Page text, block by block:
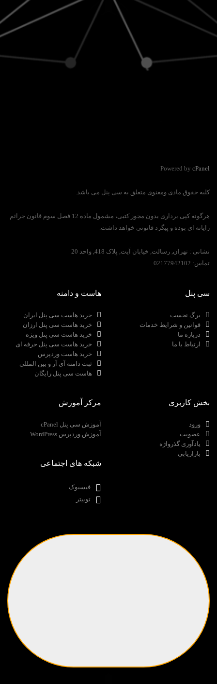
Powered by cPanel
کلیه حقوق مادی ومعنوی متعلق به سی پنل می باشد.
هرگونه کپی برداری بدون مجوز کتبی، مشمول ماده 12 فصل سوم قانون جرائم
رایانه ای بوده و پیگرد قانونی خواهد داشت.
نشانی : تهران, رسالت, خیابان آیت, پلاک 418, واحد 20
تماس:
سی پنل
برگ نخست
قوانین و شرایط خدمات
درباره ما
ارتباط با ما
هاست و دامنه
خرید هاست سی پنل ایران
خرید هاست سی پنل ارزان
خرید هاست سی پنل ویژه
خرید هاست سی پنل حرفه ای
خرید هاست وردپرس
ثبت دامنه آی آر و بین المللی
هاست سی پنل رایگان
بخش کاربری
ورود
عضویت
یادآوری گذرواژه
بازاریابی
مرکز آموزش
آموزش سی پنل cPanel
آموزش وردپرس WordPress
شبکه های اجتماعی
فیسبوک
توییتر